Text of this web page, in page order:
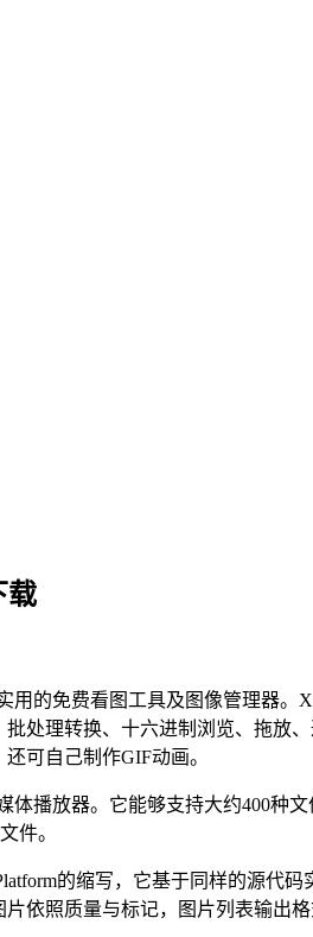
载
的免费看图工具及图像管理器
处理转换、十六进制浏览、拖放
可自己制作GIF动画。
播放器。它能够支持大约400种
件。
的缩写，它基于同样的源代
依照质量与标记，图片列表输出格